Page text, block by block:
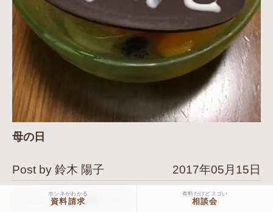
母の日
Post by 鈴木 陽子 2017年05月15日
こんにちは、陽子です。
ホンネがわかる
資料請求
有料だけどスゴい
相談会